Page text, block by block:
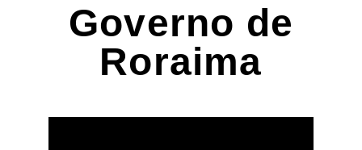
Governo de
Roraima